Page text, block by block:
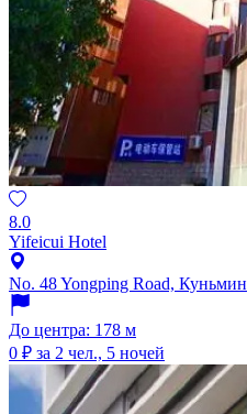
8.0
Yifeicui Hotel
No. 48 Yongping Road, Куньмин
До центра: 178 м
0 ₽ за 2 чел., 5 ночей